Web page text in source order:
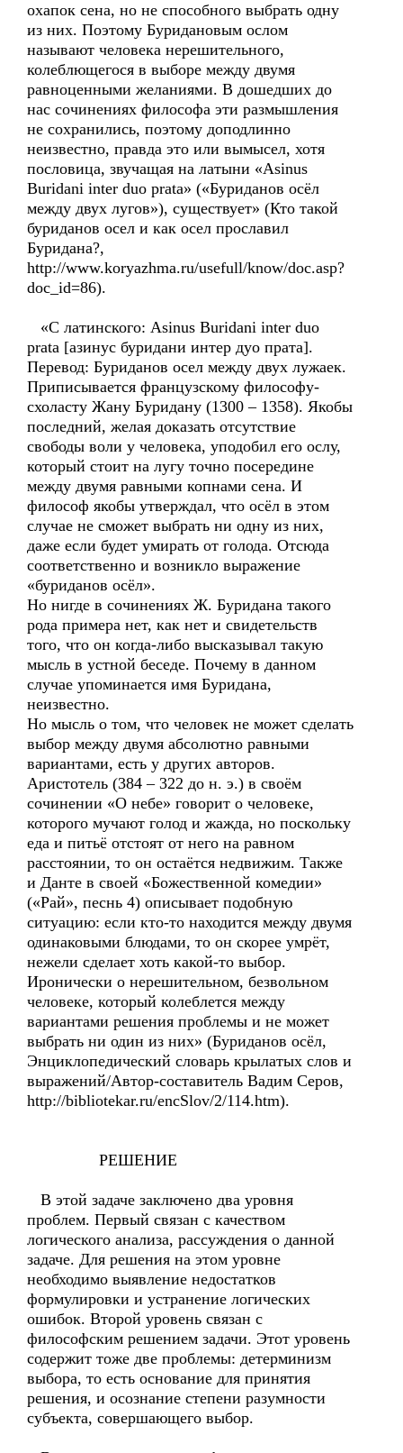
охапок сена, но не способного выбрать одну
из них. Поэтому Буридановым ослом
называют человека нерешительного,
колеблющегося в выборе между двумя
равноценными желаниями. В дошедших до
нас сочинениях философа эти размышления
не сохранились, поэтому доподлинно
неизвестно, правда это или вымысел, хотя
пословица, звучащая на латыни «Asinus
Buridani inter duo prata» («Буриданов осёл
между двух лугов»), существует» (Кто такой
буриданов осел и как осел прославил
Буридана?,
http://www.koryazhma.ru/usefull/know/doc.asp?
doc_id=86).
«С латинского: Asinus Buridani inter duo
prata [азинус буридани интер дуо прата].
Перевод: Буриданов осел между двух лужаек.
Приписывается французскому философу-
схоласту Жану Буридану (1300 – 1358). Якобы
последний, желая доказать отсутствие
свободы воли у человека, уподобил его ослу,
который стоит на лугу точно посередине
между двумя равными копнами сена. И
философ якобы утверждал, что осёл в этом
случае не сможет выбрать ни одну из них,
даже если будет умирать от голода. Отсюда
соответственно и возникло выражение
«буриданов осёл».
Но нигде в сочинениях Ж. Буридана такого
рода примера нет, как нет и свидетельств
того, что он когда-либо высказывал такую
мысль в устной беседе. Почему в данном
случае упоминается имя Буридана,
неизвестно.
Но мысль о том, что человек не может сделать
выбор между двумя абсолютно равными
вариантами, есть у других авторов.
Аристотель (384 – 322 до н. э.) в своём
сочинении «О небе» говорит о человеке,
которого мучают голод и жажда, но поскольку
еда и питьё отстоят от него на равном
расстоянии, то он остаётся недвижим. Также
и Данте в своей «Божественной комедии»
(«Рай», песнь 4) описывает подобную
ситуацию: если кто-то находится между двумя
одинаковыми блюдами, то он скорее умрёт,
нежели сделает хоть какой-то выбор.
Иронически о нерешительном, безвольном
человеке, который колеблется между
вариантами решения проблемы и не может
выбрать ни один из них» (Буриданов осёл,
Энциклопедический словарь крылатых слов и
выражений/Автор-составитель Вадим Серов,
http://bibliotekar.ru/encSlov/2/114.htm).
РЕШЕНИЕ
В этой задаче заключено два уровня
проблем. Первый связан с качеством
логического анализа, рассуждения о данной
задаче. Для решения на этом уровне
необходимо выявление недостатков
формулировки и устранение логических
ошибок. Второй уровень связан с
философским решением задачи. Этот уровень
содержит тоже две проблемы: детерминизм
выбора, то есть основание для принятия
решения, и осознание степени разумности
субъекта, совершающего выбор.